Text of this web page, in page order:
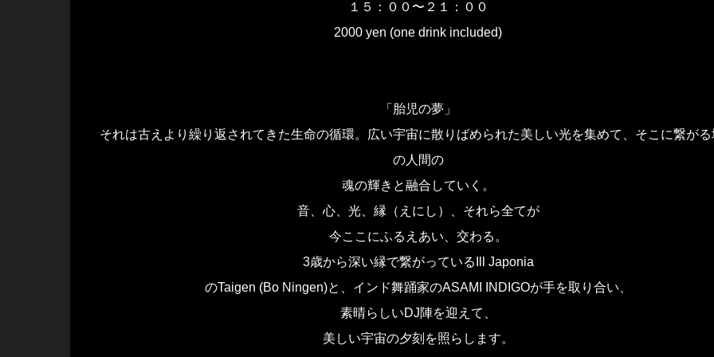
１５：００〜２１：００
2000 yen (one drink included)
「胎児の夢」
それは古えより繰り返されてきた生命の循環。広い宇宙に散りばめられた美しい光を集めて、そこに繋がる
の人間の
魂の輝きと融合していく。
音、心、光、縁（えにし）、それら全てが
今ここにふるえあい、交わる。
3歳から深い縁で繋がっているIll Japonia
のTaigen (Bo Ningen)と、インド舞踊家のASAMI INDIGOが手を取り合い、
素晴らしいDJ陣を迎えて、
美しい宇宙の夕刻を照らします。